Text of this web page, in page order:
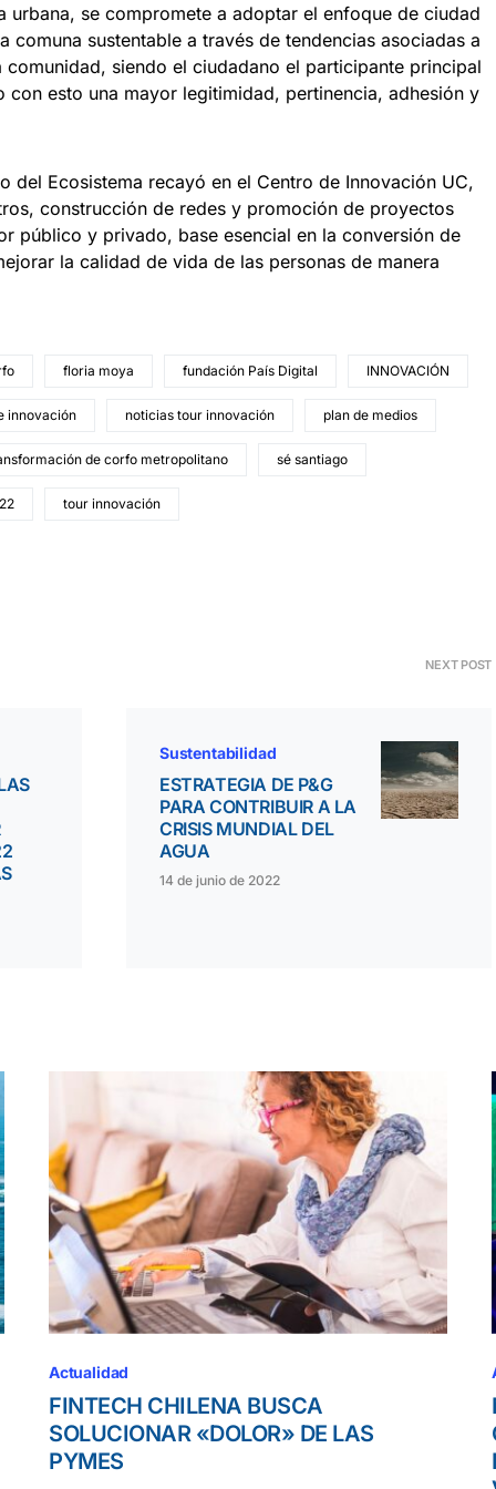
urbana, se compromete a adoptar el enfoque de ciudad
comuna sustentable a través de tendencias asociadas a
siendo el ciudadano el participante principal
con esto una mayor legitimidad, pertinencia, adhesión y
del Ecosistema recayó en el Centro de Innovación UC,
construcción de redes y promoción de proyectos
público y privado, base esencial en la conversión de
la calidad de vida de las personas de manera
floria moya fundación País Digital INNOVACIÓN
innovación noticias tour innovación plan de medios
de corfo metropolitano sé santiago
tour innovación
NEXT POST
Sustentabilidad
ESTRATEGIA DE P&G
PARA CONTRIBUIR A LA
CRISIS MUNDIAL DEL
AGUA
14 de junio de 2022
Actualidad
FINTECH CHILENA BUSCA
SOLUCIONAR «DOLOR» DE LAS
PYMES